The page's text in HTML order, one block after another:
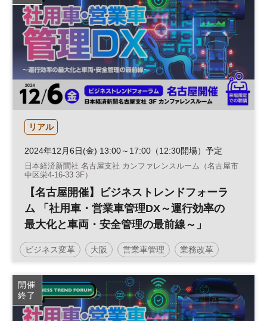
生産性向上 組織 DX
リアル
2024年12月6日(金) 13:00～17:00（12:30開場）予定
日本経済新聞社 名古屋支社 カンファレンスルーム（名古屋市
中区栄4-16-33 3F）
【名古屋開催】ビジネストレンドフォーラ
ム 「社用車・営業車管理DX～運行効率の
最大化と車両・安全管理の最前線～」
ビジネス変革 大阪 営業車管理 業務改革
安全管理 運行管理 ビジネストレンドフォーラム
社用車管理 営業戦略 働き方改革 営業支援
開催
終了